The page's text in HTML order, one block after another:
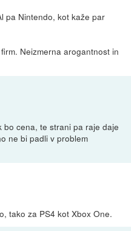
pa Nintendo, kot kaže par
Neizmerna arogantnost in
bo cena, te strani pa raje daje
ne bi padli v problem
tako za PS4 kot Xbox One.